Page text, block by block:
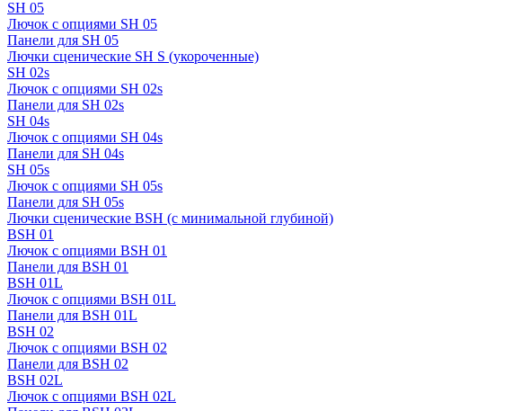
SH 05
Лючок с опциями SH 05
Панели для SH 05
Лючки сценические SH S (укороченные)
SH 02s
Лючок с опциями SH 02s
Панели для SH 02s
SH 04s
Лючок с опциями SH 04s
Панели для SH 04s
SH 05s
Лючок с опциями SH 05s
Панели для SH 05s
Лючки сценические BSH (с минимальной глубиной)
BSH 01
Лючок с опциями BSH 01
Панели для BSH 01
BSH 01L
Лючок с опциями BSH 01L
Панели для BSH 01L
BSH 02
Лючок с опциями BSH 02
Панели для BSH 02
BSH 02L
Лючок с опциями BSH 02L